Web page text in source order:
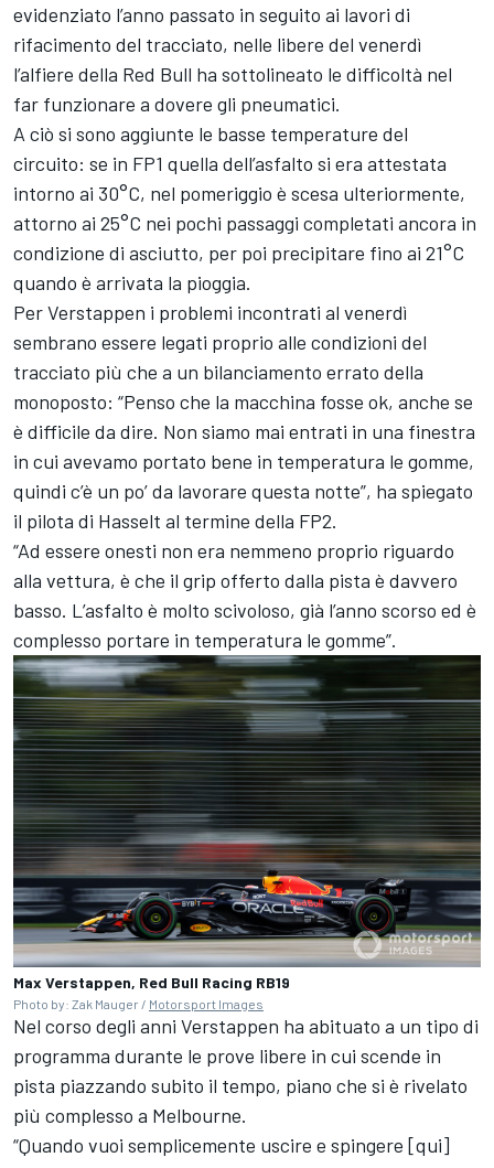
evidenziato l’anno passato in seguito ai lavori di
rifacimento del tracciato, nelle libere del venerdì
l’alfiere della Red Bull ha sottolineato le difficoltà nel
far funzionare a dovere gli pneumatici.
A ciò si sono aggiunte le basse temperature del
circuito: se in FP1 quella dell’asfalto si era attestata
intorno ai 30°C, nel pomeriggio è scesa ulteriormente,
attorno ai 25°C nei pochi passaggi completati ancora in
condizione di asciutto, per poi precipitare fino ai 21°C
quando è arrivata la pioggia.
Per Verstappen i problemi incontrati al venerdì
sembrano essere legati proprio alle condizioni del
tracciato più che a un bilanciamento errato della
monoposto: “Penso che la macchina fosse ok, anche se
è difficile da dire. Non siamo mai entrati in una finestra
in cui avevamo portato bene in temperatura le gomme,
quindi c’è un po’ da lavorare questa notte”, ha spiegato
il pilota di Hasselt al termine della FP2.
“Ad essere onesti non era nemmeno proprio riguardo
alla vettura, è che il grip offerto dalla pista è davvero
basso. L’asfalto è molto scivoloso, già l’anno scorso ed è
complesso portare in temperatura le gomme”.
Max Verstappen, Red Bull Racing RB19
Photo by: Zak Mauger / Motorsport Images
Nel corso degli anni Verstappen ha abituato a un tipo di
programma durante le prove libere in cui scende in
pista piazzando subito il tempo, piano che si è rivelato
più complesso a Melbourne.
“Quando vuoi semplicemente uscire e spingere [qui]